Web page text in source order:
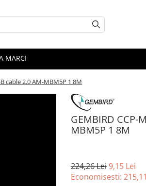
MARCI
cable 2.0 AM-MBM5P 1 8M
GEMBIRD CCP-
MBM5P 1 8M
224,26 Lei9,15 Lei
Economisesti: 215,11